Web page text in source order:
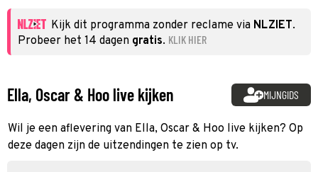
Kijk dit programma zonder reclame via NLZIET.
Probeer het 14 dagen gratis. KLIK HIER
Ella, Oscar & Hoo live kijken MIJNGIDS
Wil je een aflevering van Ella, Oscar & Hoo live kijken? Op
deze dagen zijn de uitzendingen te zien op tv.